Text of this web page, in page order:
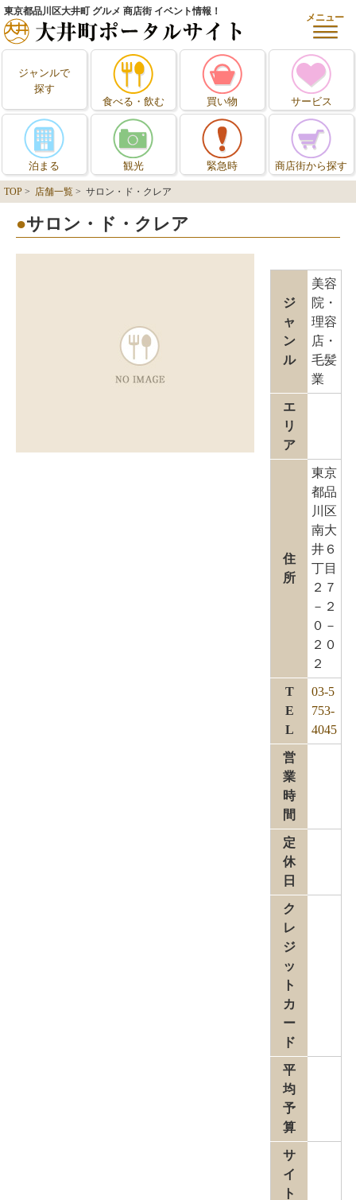
東京都品川区大井町 グルメ 商店街 イベント情報！
メニュー
ジャンルで
探す
食べる・飲む
買い物 サービス
泊まる 観光 緊急時 商店街から探す
TOP > 店舗一覧 > サロン・ド・クレア
サロン・ド・クレア
ジ
ャ
ン
ル
美容
院・
理容
店・
毛髪
業
エ
リ
ア
住
所
東京
都品
川区
南大
井６
丁目
２７
－２
０－
２０
２
T
E
L
03-5
753-
4045
営
業
時
間
定
休
日
ク
レ
ジ
ッ
ト
カ
ー
ド
平
均
予
算
サ
イ
ト